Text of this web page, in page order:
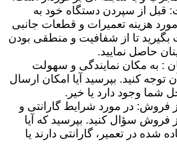
قبل از سپردن دستگاه خود به
مورد هزینه تعمیرات و قطعات جانبی
بگیرید تا از شفافیت و منطقی بودن
حاصل نمایید.
: به مکان نمایندگی و سهولت
کنید. بپرسید آیا امکان ارسال
شما وجود دارد یا خیر.
در مورد شرایط گارانتی و
سؤال کنید. بپرسید که آیا
شده در تعمیر، گارانتی دارند یا